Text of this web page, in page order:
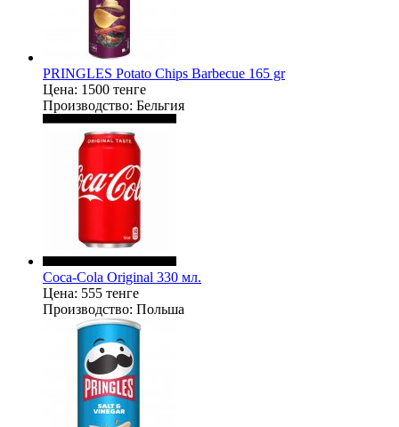
PRINGLES Potato Chips Barbecue 165 gr
Цена: 1500 тенге
Производство: Бельгия
Coca-Cola Original 330 мл.
Цена: 555 тенге
Производство: Польша